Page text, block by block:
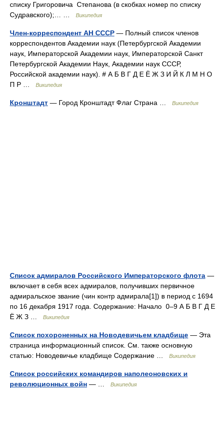
списку Григоровича Степанова (в скобках номер по списку
Судравского);… …
Википедия
Член-корреспондент АН СССР — Полный список членов
корреспондентов Академии наук (Петербургской Академии
наук, Императорской Академии наук, Императорской Санкт
Петербургской Академии Наук, Академии наук СССР,
Российской академии наук). # А Б В Г Д Е Ё Ж З И Й К Л М Н О
П Р …
Википедия
Кронштадт — Город Кронштадт Флаг Страна … Википедия
Список адмиралов Российского Императорского флота —
включает в себя всех адмиралов, получивших первичное
адмиральское звание (чин контр адмирала[1]) в период с 1694
по 16 декабря 1917 года. Содержание: Начало 0–9 А Б В Г Д Е
Ё Ж З …
Википедия
Список похороненных на Новодевичьем кладбище — Эта
страница информационный список. См. также основную
статью: Новодевичье кладбище Содержание …
Википедия
Список российских командиров наполеоновских и
революционных войн — … Википедия